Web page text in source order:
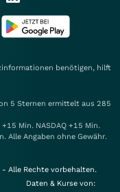
benötigen, hilft
5 Sternen ermittelt aus 285
Min. NASDAQ +15 Min.
Alle Angaben ohne Gewähr.
Alle Rechte vorbehalten.
Daten & Kurse von: